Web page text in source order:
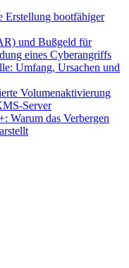
Erstellung bootfähiger
und Bußgeld für
eines Cyberangriffs
Umfang, Ursachen und
Volumenaktivierung
Server
Warum das Verbergen